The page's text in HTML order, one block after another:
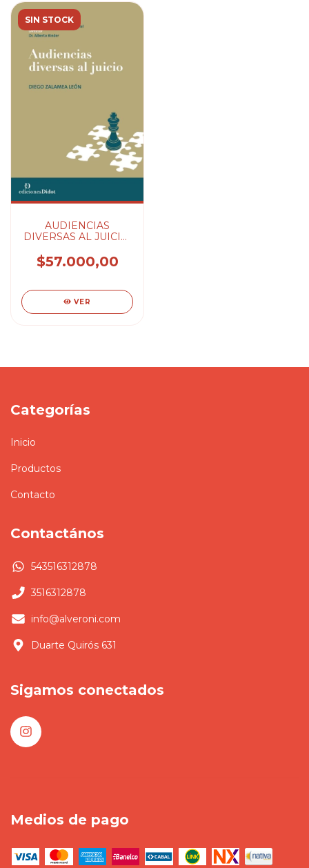
SIN STOCK
AUDIENCIAS
DIVERSAS AL JUICIO.
LEON DIEGO
$57.000,00
VER
Categorías
Inicio
Productos
Contacto
Contactános
543516312878
3516312878
info@alveroni.com
Duarte Quirós 631
Sigamos conectados
Medios de pago